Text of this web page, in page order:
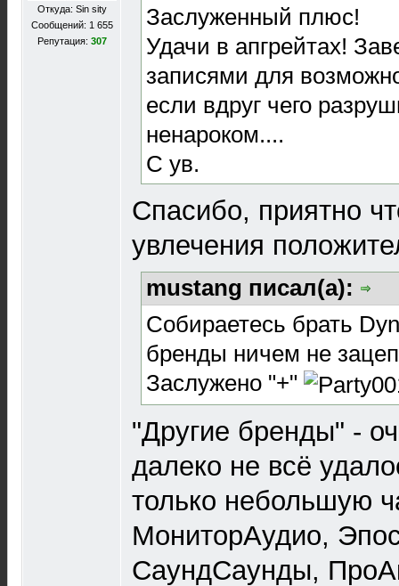
Откуда: Sin sity
Сообщений: 1 655
Репутация: 307
Заслуженный плюс!
Удачи в апгрейтах!
записями для
если вдруг чего
ненароком....
С ув.
Спасибо, приятно
увлечения
mustang писал(а):
Собираетесь брать
бренды ничем не
Заслужено "+"
"Другие бренды" -
далеко не всё
только небольшую
МониторАудио,
СаундСаунды,